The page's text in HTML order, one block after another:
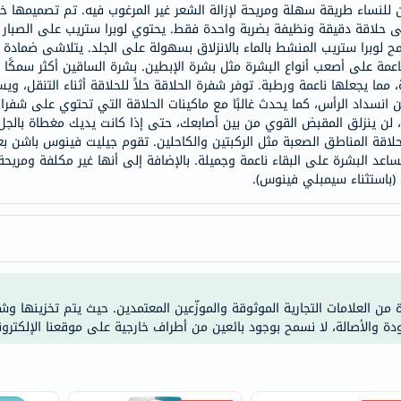
doppelherz
NMN
dessert-
essence
Biochem
SVR
skinceuticals
true-
الصحة
أساسيات
العناية
طريقة سهلة ومريحة لإزالة الشعر غير المرغوب فيه. تم تصميمها
دقيقة ونظيفة بضربة واحدة فقط. يحتوي لوبرا ستريب على
ستريب المنشط بالماء بالانزلاق بسهولة على الجلد. يتلاشى
على أصعب أنواع البشرة مثل بشرة الإبطين. بشرة الساقين أكثر
يجعلها ناعمة ورطبة. توفر شفرة الحلاقة حلاً للحلاقة أثناء
الرأس، كما يحدث غالبًا مع ماكينات الحلاقة التي تحتوي على
ينزلق المقبض القوي من بين أصابعك، حتى إذا كانت يديك مغطاة
المناطق الصعبة مثل الركبتين والكاحلين. تقوم جيليت فينوس
البشرة على البقاء ناعمة وجميلة. بالإضافة إلى أنها غير مكلفة
سيمبلي فينوس).
من العلامات التجارية الموثوقة والموزّعين المعتمدين. حيث يتم تخزينها
والأصالة، لا نسمح بوجود بائعين من أطراف خارجية على موقعنا